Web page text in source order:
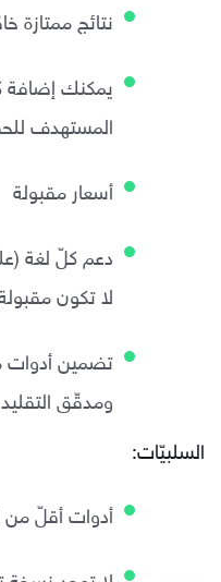
نتائج
يمكنك إضافة
المستهدف
أسعار مقبولة
دعم كلّ لغة
لا تكون
تضمين
ومدقّق التقليد
السلبيّات:
أدوات أقلّ من